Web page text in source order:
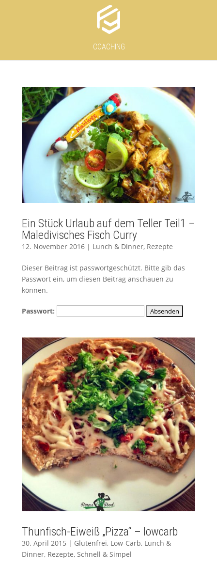
COACHING
Ein Stück Urlaub auf dem Teller Teil1 –
Maledivisches Fisch Curry
12. November 2016| Lunch & Dinner, Rezepte
Dieser Beitrag ist passwortgeschützt. Bitte gib das
Passwort ein, um diesen Beitrag anschauen zu
können.
Passwort:
Thunfisch-Eiweiß „Pizza“ – lowcarb
30. April 2015 | Glutenfrei, Low-Carb, Lunch &
Dinner, Rezepte, Schnell & Simpel